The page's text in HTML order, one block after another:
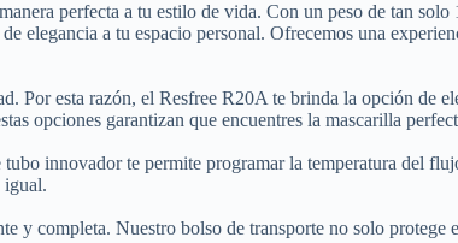
perfecta a tu estilo de vida. Con un peso de tan
elegancia a tu espacio personal. Ofrecemos una
Por esta razón, el Resfree R20A te brinda la opción de
opciones garantizan que encuentres la mascarilla
innovador te permite programar la temperatura del
igual.
y completa. Nuestro bolso de transporte no solo